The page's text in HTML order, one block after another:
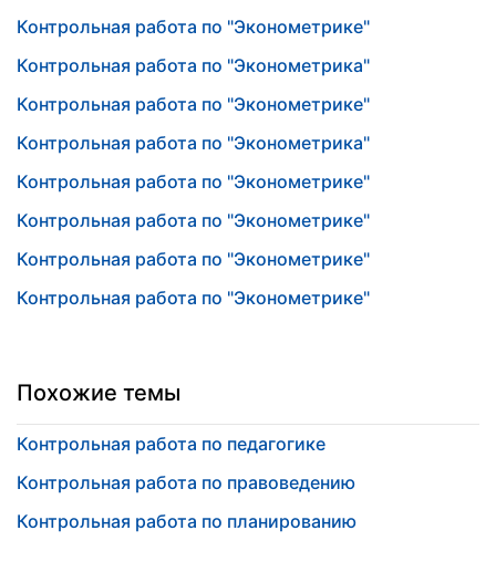
Контрольная работа по "Эконометрике"
Контрольная работа по "Эконометрика"
Контрольная работа по "Эконометрике"
Контрольная работа по "Эконометрика"
Контрольная работа по "Эконометрике"
Контрольная работа по "Эконометрике"
Контрольная работа по "Эконометрике"
Контрольная работа по "Эконометрике"
Похожие темы
Контрольная работа по педагогике
Контрольная работа по правоведению
Контрольная работа по планированию